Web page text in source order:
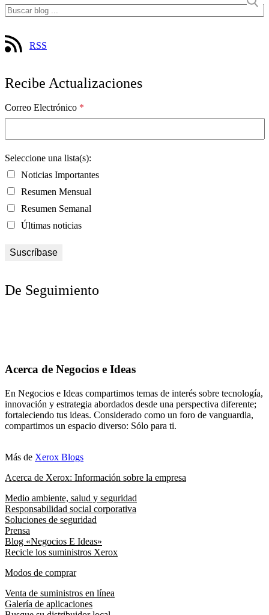
RSS
Recibe Actualizaciones
Correo Electrónico *
Seleccione una lista(s):
Noticias Importantes
Resumen Mensual
Resumen Semanal
Últimas noticias
De Seguimiento
Acerca de Negocios e Ideas
En Negocios e Ideas compartimos temas de interés sobre tecnología,
innovación y estrategia abordados desde una perspectiva diferente;
fortaleciendo tus ideas. Considerado como un foro de vanguardia,
compartimos un espacio diverso: Sólo para ti.
Más de Xerox Blogs
Acerca de Xerox: Información sobre la empresa
Medio ambiente, salud y seguridad
Responsabilidad social corporativa
Soluciones de seguridad
Prensa
Blog «Negocios E Ideas»
Recicle los suministros Xerox
Modos de comprar
Venta de suministros en línea
Galería de aplicaciones